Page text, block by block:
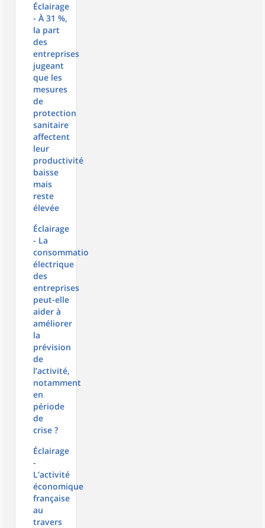
Éclairage
- À 31 %,
la part
des
entreprises
jugeant
que les
mesures
de
protection
sanitaire
affectent
leur
productivité
baisse
mais
reste
élevée
Éclairage
- La
consommation
électrique
des
entreprises
peut-elle
aider à
améliorer
la
prévision
de
l’activité,
notamment
en
période
de
crise ?
Éclairage
-
L’activité
économique
française
au
travers